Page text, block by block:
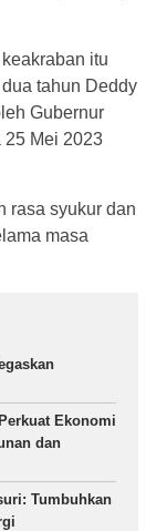
itu
tahun Deddy
Gubernur
25 Mei 2023
rasa syukur dan
masa
Ekonomi
dan
Tumbuhkan